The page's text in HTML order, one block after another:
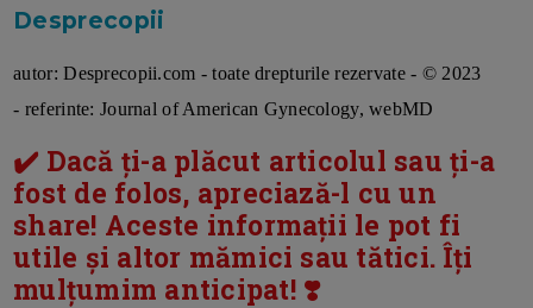
Desprecopii
autor: Desprecopii.com - toate drepturile rezervate - © 2023
- referinte: Journal of American Gynecology, webMD
✔️ Dacă ți-a plăcut articolul sau ți-a
fost de folos, apreciază-l cu un
share! Aceste informații le pot fi
utile și altor mămici sau tătici. Îți
mulțumim anticipat! ❣️